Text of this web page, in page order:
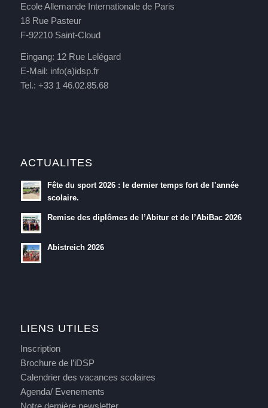
Ecole Allemande Internationale de Paris
18 Rue Pasteur
F-92210 Saint-Cloud
Eingang: 12 Rue Lelégard
E-Mail: info(a)idsp.fr
Tel.: +33 1 46.02.85.68
ACTUALITES
Fête du sport 2026 : le dernier temps fort de l’année
scolaire.
Remise des diplômes de l’Abitur et de l’AbiBac 2026
Abistreich 2026
LIENS UTILES
Inscription
Brochure de l’iDSP
Calendrier des vacances scolaires
Agenda/ Evenements